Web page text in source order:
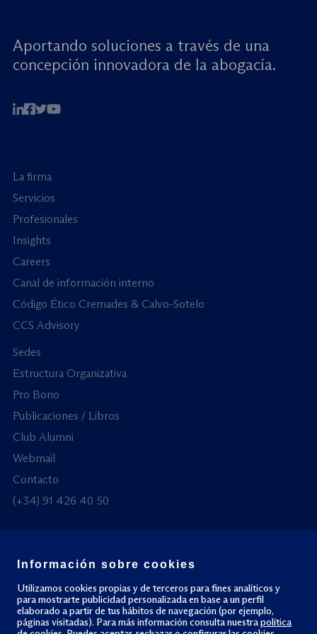
Aportando soluciones a través de una
concepción innovadora de la abogacía.
La firma
Servicios
Profesionales
Insights
Careers
Canal de información interno
Código Ético Cremades & Calvo-Sotelo
CCS Advisory
Sedes
Estructura Organizativa
Pro Bono
Publicaciones / Libros
Club Alumni
Webmail
Contacto
(+34) 91 426 40 50
© Todos los derechos reservados
Política de privacidad Política de cookies
Información sobre cookies
Utilizamos cookies propias y de terceros para fines analíticos y
para mostrarte publicidad personalizada en base a un perfil
elaborado a partir de tus hábitos de navegación (por ejemplo,
páginas visitadas). Para más información consulta nuestrapolítica